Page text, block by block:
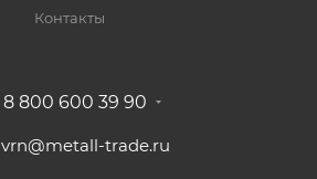
Контакты
8 800 600 39 90
vrn@metall-trade.ru